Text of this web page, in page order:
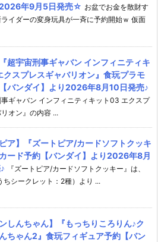
年9月5日発売☆ お盆でお金を散財す
イダーの変身玩具が一斉に予約開始ｗ 仮面
超宇宙刑事ギャバン インフィニティキ
クスプレスギャバリオン』食玩プラモ
バンダイ】より2026年8月10日発売♪
事ギャバン インフィニティキット03 エクスプ
オン』の内容 ...
ピア】『ズートピア/カードソフトクッキ
ード予約【バンダイ】より2026年8月
『ズートピア/カードソフトクッキー』は、
シークレット：2種）より ...
ンしんちゃん】『もっちりころりん♪ク
ちゃん2』食玩フィギュア予約【バン